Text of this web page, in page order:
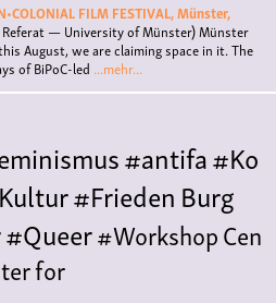
FILM FESTIVAL, Münster,
— University of Münster)Münster
August, we are claiming space in it. The
of BiPoC-led ...mehr...
#antifa#Ko
Kultur#FriedenBurg
#Queer#WorkshopCen
ter for